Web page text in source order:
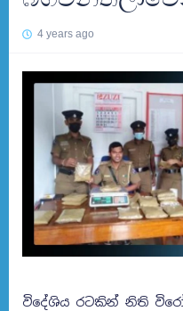
4 years ago
විදේශිය රටකින් නිති